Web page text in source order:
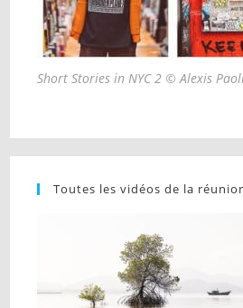
Short Stories in NYC 2 © Alexis
Toutes les vidéos de la